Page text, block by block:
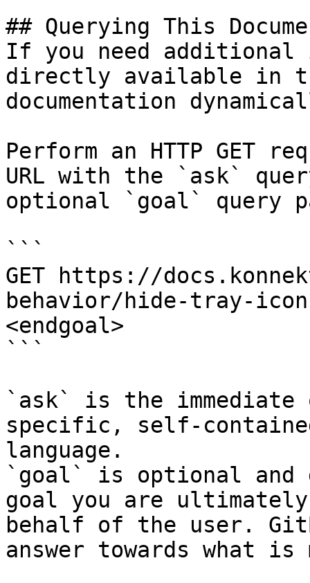
## Querying This
If you need
directly available in
documentation
Perform an HTTP GET
URL with the `ask`
optional `goal` query
```
GET https://
behavior/hide-tray-
<endgoal>
```
`ask` is the
specific, self-
language.
`goal` is optional and
goal you are
behalf of the user.
answer towards what